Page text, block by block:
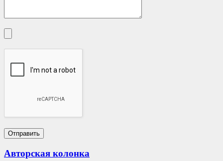
Авторская колонка